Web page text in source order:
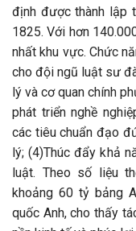
định được thành lập
1825. Với hơn
nhất khu vực. Chức
cho đội ngũ luật sư
lý và cơ quan chính
phát triển nghề
các tiêu chuẩn đạo
lý; (4)Thúc đẩy khả
luật. Theo số liệu
khoảng 60 tỷ bảng
quốc Anh, cho thấy